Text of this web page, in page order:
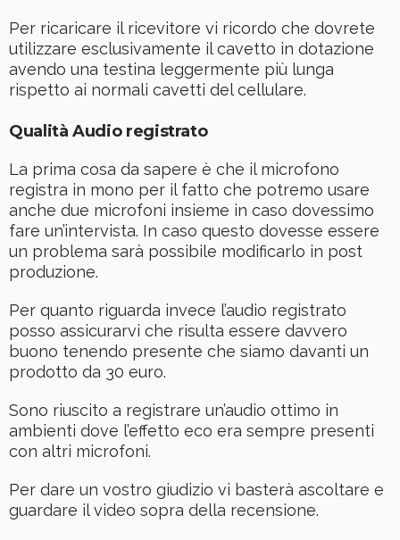
Per ricaricare il ricevitore vi ricordo che dovrete
utilizzare esclusivamente il cavetto in dotazione
avendo una testina leggermente più lunga
rispetto ai normali cavetti del cellulare.
Qualità Audio registrato
La prima cosa da sapere è che il microfono
registra in mono per il fatto che potremo usare
anche due microfoni insieme in caso dovessimo
fare un’intervista. In caso questo dovesse essere
un problema sarà possibile modificarlo in post
produzione.
Per quanto riguarda invece l’audio registrato
posso assicurarvi che risulta essere davvero
buono tenendo presente che siamo davanti un
prodotto da 30 euro.
Sono riuscito a registrare un’audio ottimo in
ambienti dove l’effetto eco era sempre presenti
con altri microfoni.
Per dare un vostro giudizio vi basterà ascoltare e
guardare il video sopra della recensione.